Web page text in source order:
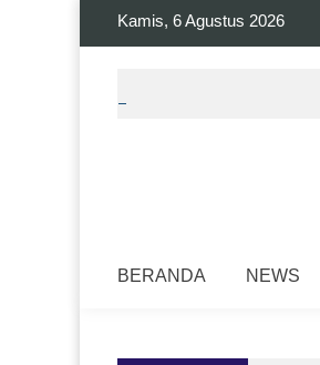
Kamis, 6 Agustus 2026
BERANDA NEWS